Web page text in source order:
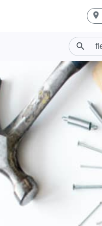
place
search